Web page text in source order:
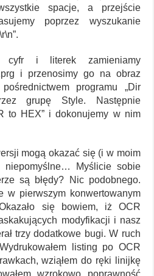
spacje, a przejście
poprzez wyszukanie
cyfr i literek zamieniamy
i przenosimy go na obraz
programu „Dir
grupę Style. Następnie
to HEX” i dokonujemy w nim
mogą okazać się (i w moim
niepomyślne… Myślicie sobie
są błędy? Nic podobnego.
w pierwszym konwertowanym
się bowiem, iż OCR
modyfikacji i nasz
trzy dodatkowe bugi. W ruch
listing po OCR
wziąłem do ręki linijkę
wzrokowo poprawność